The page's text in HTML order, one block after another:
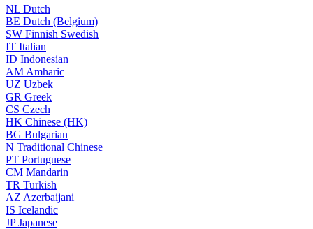
NL Dutch
BE Dutch (Belgium)
SW Finnish Swedish
IT Italian
ID Indonesian
AM Amharic
UZ Uzbek
GR Greek
CS Czech
HK Chinese (HK)
BG Bulgarian
N Traditional Chinese
PT Portuguese
CM Mandarin
TR Turkish
AZ Azerbaijani
IS Icelandic
JPJapanese